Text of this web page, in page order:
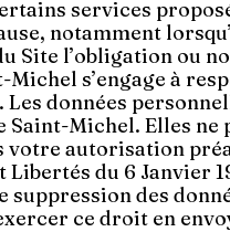
services
notamment
Site l’obligation ou
s’engage à
données
Saint-Michel. Elles
votre autorisation
du 6 Janvier
des
ce droit en